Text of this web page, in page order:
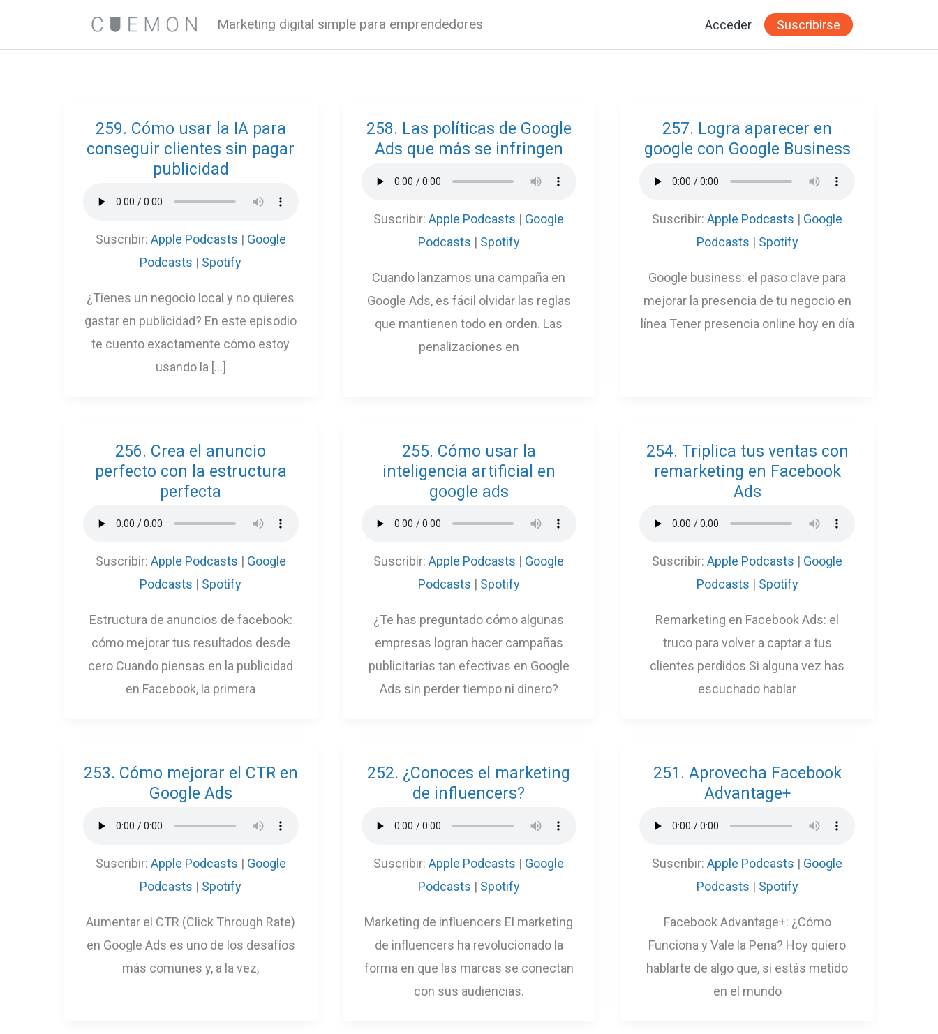
Marketing digital simple para emprendedores Acceder Suscribirse
259. Cómo usar la IA para
conseguir clientes sin pagar
publicidad
Suscribir: Apple Podcasts | Google
Podcasts | Spotify
¿Tienes un negocio local y no quieres
gastar en publicidad? En este episodio
te cuento exactamente cómo estoy
usando la […]
258. Las políticas de Google
Ads que más se infringen
Suscribir:Apple Podcasts | Google
Podcasts | Spotify
Cuando lanzamos una campaña en
Google Ads, es fácil olvidar las reglas
que mantienen todo en orden. Las
penalizaciones en
257. Logra aparecer en
google con Google Business
Suscribir:Apple Podcasts | Google
Podcasts | Spotify
Google business: el paso clave para
mejorar la presencia de tu negocio en
línea Tener presencia online hoy en día
256. Crea el anuncio
perfecto con la estructura
perfecta
Suscribir: Apple Podcasts | Google
Podcasts | Spotify
Estructura de anuncios de facebook:
cómo mejorar tus resultados desde
cero Cuando piensas en la publicidad
en Facebook, la primera
255. Cómo usar la
inteligencia artificial en
google ads
Suscribir:Apple Podcasts | Google
Podcasts | Spotify
¿Te has preguntado cómo algunas
empresas logran hacer campañas
publicitarias tan efectivas en Google
Ads sin perder tiempo ni dinero?
254. Triplica tus ventas con
remarketing en Facebook
Ads
Suscribir:Apple Podcasts | Google
Podcasts | Spotify
Remarketing en Facebook Ads: el
truco para volver a captar a tus
clientes perdidos Si alguna vez has
escuchado hablar
253. Cómo mejorar el CTR en
Google Ads
Suscribir: Apple Podcasts | Google
Podcasts | Spotify
Aumentar el CTR (Click Through Rate)
en Google Ads es uno de los desafíos
más comunes y, a la vez,
252. ¿Conoces el marketing
de influencers?
Suscribir:Apple Podcasts | Google
Podcasts | Spotify
Marketing de influencers El marketing
de influencers ha revolucionado la
forma en que las marcas se conectan
con sus audiencias.
251. Aprovecha Facebook
Advantage+
Suscribir:Apple Podcasts | Google
Podcasts | Spotify
Facebook Advantage+: ¿Cómo
Funciona y Vale la Pena? Hoy quiero
hablarte de algo que, si estás metido
en el mundo